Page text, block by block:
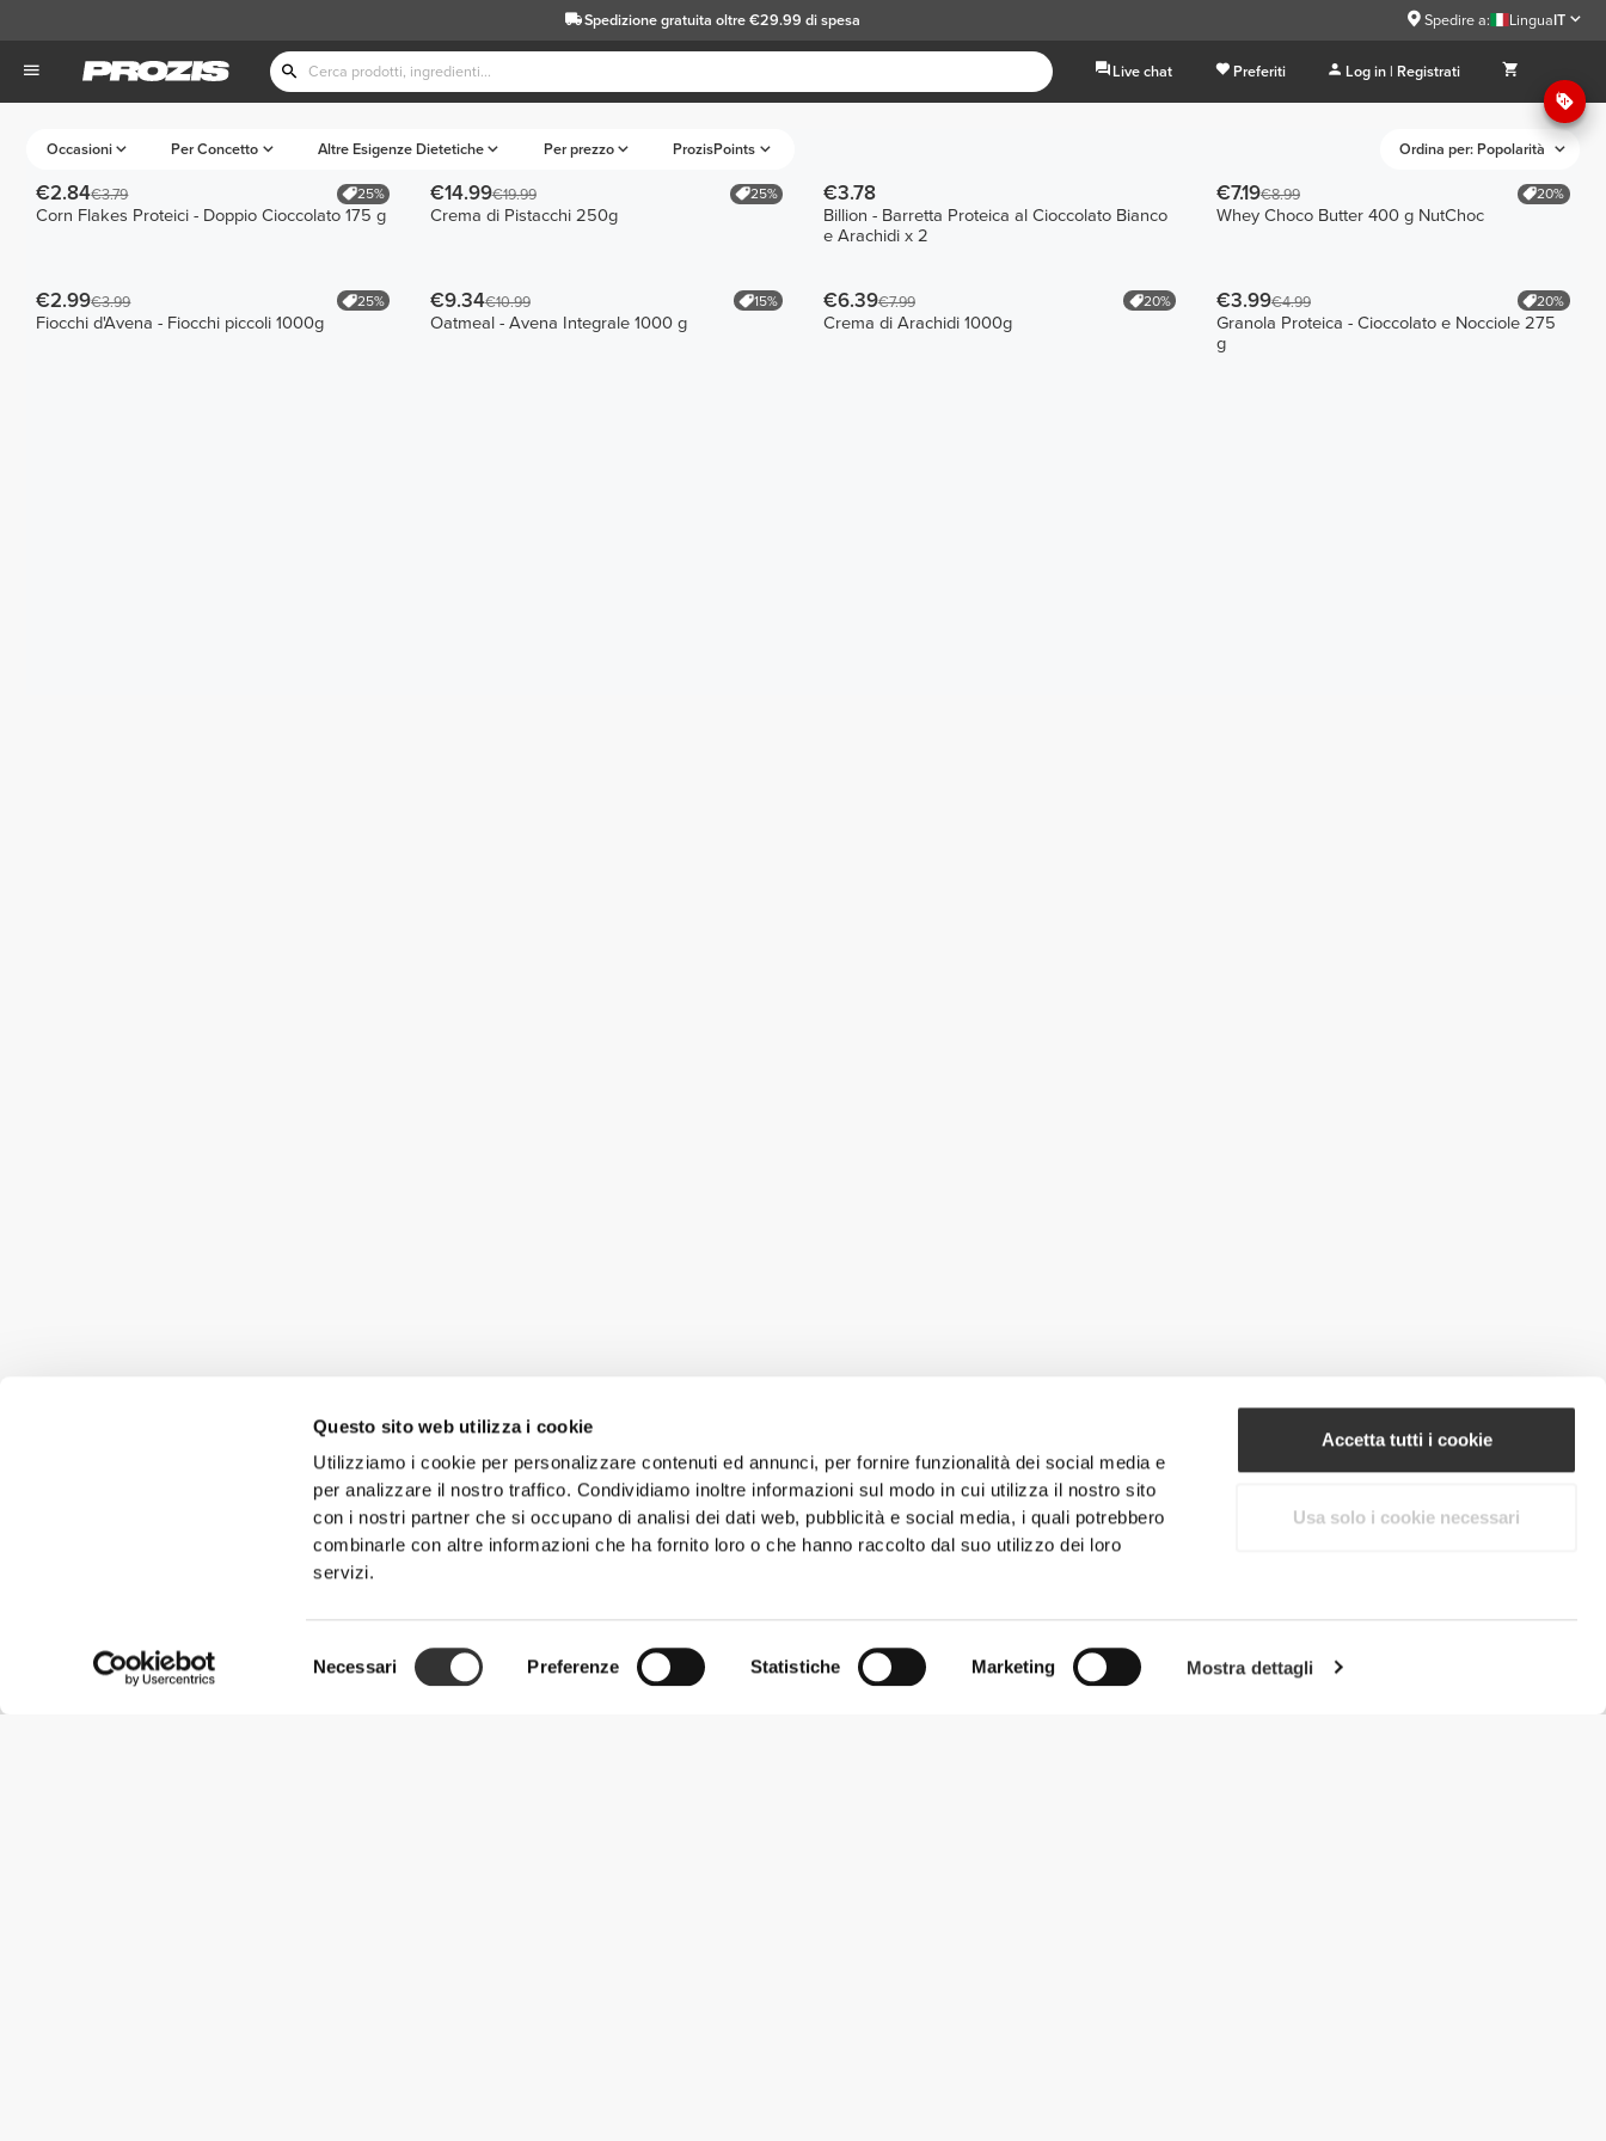
Questo sito web utilizza i cookie
Utilizziamo i cookie per personalizzare contenuti ed annunci, per fornire funzionalità dei social media e
per analizzare il nostro traffico. Condividiamo inoltre informazioni sul modo in cui utilizza il nostro sito
con i nostri partner che si occupano di analisi dei dati web, pubblicità e social media, i quali potrebbero
combinarle con altre informazioni che ha fornito loro o che hanno raccolto dal suo utilizzo dei loro
servizi.
del
Necessari Preferenze Statistiche Marketing Mostra dettagli
Accetta tutti i cookie
Usa solo i cookie necessari
Spedizione gratuita oltre €29.99 di spesa Spedire a: LinguaIT
Live chat Preferiti Log in | Registrati
Occasioni Per Concetto Altre Esigenze Dietetiche Per prezzo ProzisPoints Ordina per: Popolarità
€2.84€3.79 25%
Corn Flakes Proteici - Doppio Cioccolato 175 g
€14.99€19.99 25%
Crema di Pistacchi 250g
€3.78
Billion - Barretta Proteica al Cioccolato Bianco
e Arachidi x 2
€7.19€8.99 20%
Whey Choco Butter 400 g NutChoc
€2.99€3.99 25%
Fiocchi d'Avena - Fiocchi piccoli 1000g
€9.34€10.99 15%
Oatmeal - Avena Integrale 1000 g
€6.39€7.99 20%
Crema di Arachidi 1000g
€3.99€4.99 20%
Granola Proteica - Cioccolato e Nocciole 275
g